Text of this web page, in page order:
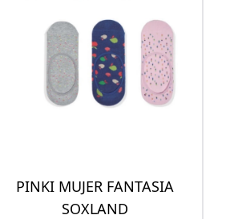
PINKI MUJER FANTASIA
SOXLAND